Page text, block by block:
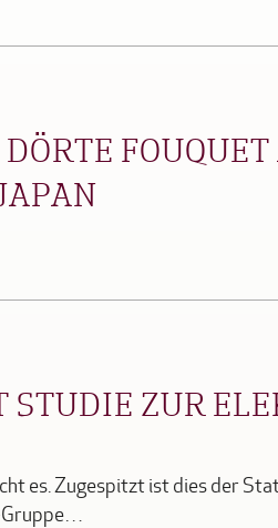
STUDIE ZUR
es. Zugespitzt ist dies der
Gruppe…